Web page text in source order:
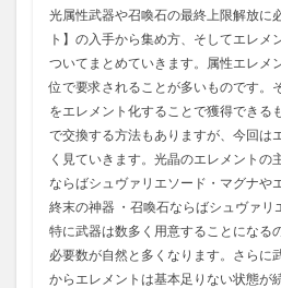
光属性武器や召喚石の最終上限解放に
ト】の入手から集め方、そしてエレメ
ついてまとめていきます。属性エレメ
位で要求されることが多いものです。
をエレメント化することで獲得できる
で交換する方法もありますが、今回は
く見ていきます。光晶のエレメントの
ならばシュヴァリエソード・マグナや
終末の神器 ・召喚石ならばシュヴァ
特に武器は数多く用意することになる
必要数が自然と多くなります。さらに
からエレメントは基本足りない状態が